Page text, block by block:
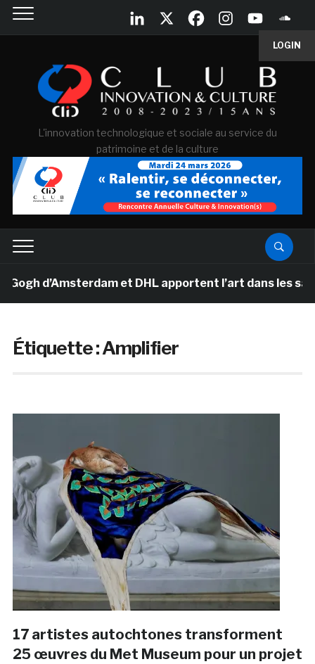
LOGIN
L'innovation technologique et sociale au service du
patrimoine et de la culture
d’Amsterdam et DHL apportent l’art dans les salles
Étiquette :Amplifier
17 artistes autochtones transforment
25 œuvres du Met Museum pour un projet